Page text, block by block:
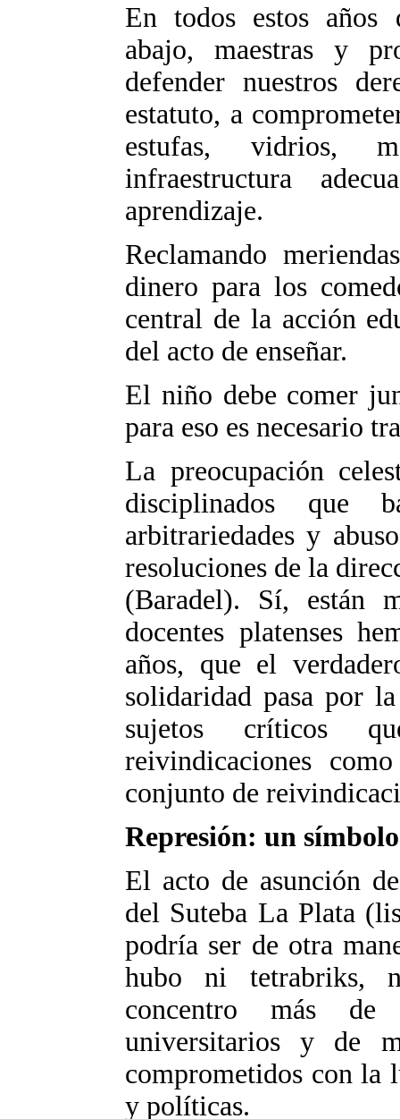
En todos estos años
abajo, maestras y
defender nuestros
estatuto, a
estufas, vidrios,
infraestructura
aprendizaje.
Reclamando
dinero para los
central de la acción
del acto de enseñar.
El niño debe comer
para eso es necesario
La preocupación
disciplinados que
arbitrariedades y
resoluciones de la
(Baradel). Sí, están
docentes platenses
años, que el
solidaridad pasa por
sujetos críticos
reivindicaciones
conjunto de
Represión: un símbolo
El acto de asunción
del Suteba La Plata
podría ser de otra
hubo ni tetrabriks,
concentro más de
universitarios y de
comprometidos con la
y políticas.